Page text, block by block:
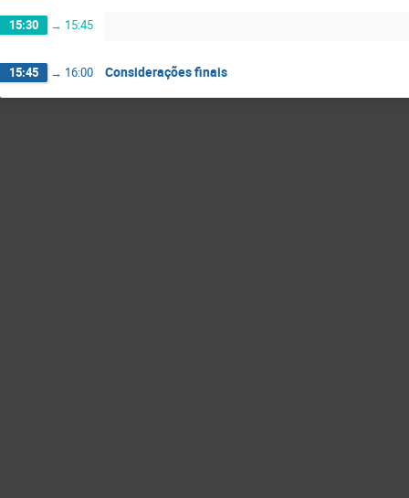
15:30 → 15:45
15:45 → 16:00 Considerações finais